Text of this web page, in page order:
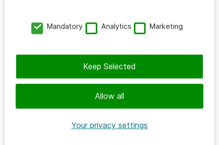
Stockholm, Malmö
Technical sales specialist
Sverige, Stockholm, Örebro
Senior konsult Datacenter
Malmö, Helsingborg, Kristianstad
Mandatory Analytics Marketing
Allow all
Keep Selected
Your privacy settings